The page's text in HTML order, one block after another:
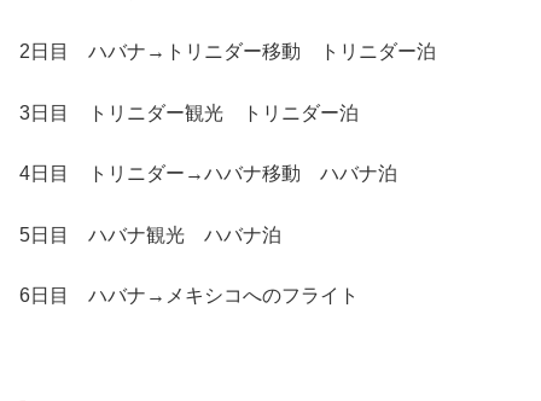
2日目 ハバナ→トリニダー移動 トリニダー泊
3日目 トリニダー観光 トリニダー泊
4日目 トリニダー→ハバナ移動 ハバナ泊
5日目 ハバナ観光 ハバナ泊
6日目 ハバナ→メキシコへのフライト